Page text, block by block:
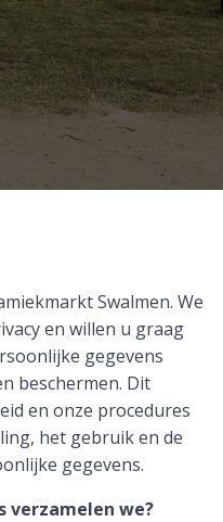
Swalmen. We
en willen u graag
gegevens
beschermen. Dit
en onze procedures
het gebruik en de
gegevens.
verzamelen we?